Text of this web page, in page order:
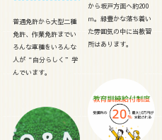
普通免許から大型二種
免許、作業免許までい
ろんな車種をいろんな
人が“自分らしく”学
んでいます。
から坂戸方面へ約200
ｍ。緑豊かな落ち着い
た雰囲気の中に当教習
所はあります。